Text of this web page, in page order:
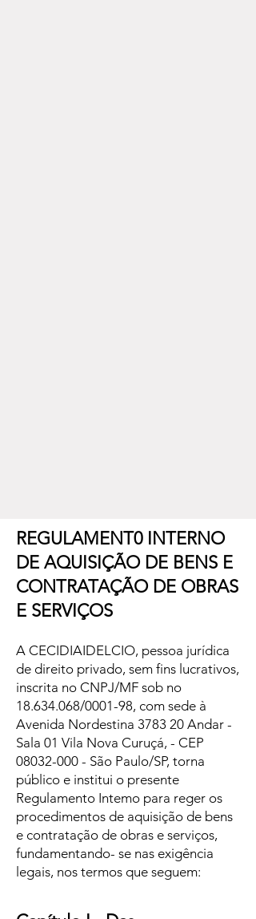
REGULAMENT0 INTERNO
DE AQUISIÇÃO DE BENS E
CONTRATAÇÃO DE OBRAS
E SERVIÇOS
A CECIDIAIDELCIO, pessoa jurídica
de direito privado, sem fins lucrativos,
inscrita no CNPJ/MF sob no
18.634.068/0001-98, com sede à
Avenida Nordestina 3783 20 Andar -
Sala 01 Vila Nova Curuçá, - CEP
08032-000 - São Paulo/SP, torna
público e institui o presente
Regulamento Intemo para reger os
procedimentos de aquisição de bens
e contratação de obras e serviços,
fundamentando- se nas exigência
legais, nos termos que seguem: